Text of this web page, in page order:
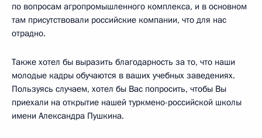
по вопросам агропромышленного комплекса, и в основном
там присутствовали российские компании, что для нас
отрадно.
Также хотел бы выразить благодарность за то, что наши
молодые кадры обучаются в ваших учебных заведениях.
Пользуясь случаем, хотел бы Вас попросить, чтобы Вы
приехали на открытие нашей туркмено-российской школы
имени Александра Пушкина.